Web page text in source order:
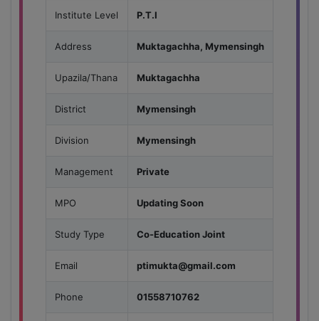
Institute Level P.T.I
Address Muktagachha, Mymensingh
Upazila/Thana Muktagachha
District Mymensingh
Division Mymensingh
Management Private
MPO Updating Soon
Study Type Co-Education Joint
Email ptimukta@gmail.com
Phone 01558710762